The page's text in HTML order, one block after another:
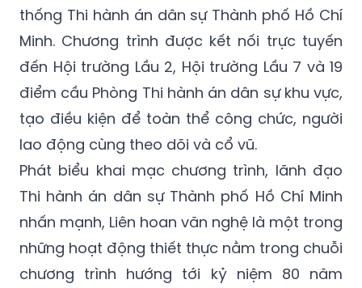
thống Thi hành án dân sự Thành phố Hồ Chí
Minh. Chương trình được kết nối trực tuyến
đến Hội trường Lầu 2, Hội trường Lầu 7 và 19
điểm cầu Phòng Thi hành án dân sự khu vực,
tạo điều kiện để toàn thể công chức, người
lao động cùng theo dõi và cổ vũ.
Phát biểu khai mạc chương trình, lãnh đạo
Thi hành án dân sự Thành phố Hồ Chí Minh
nhấn mạnh, Liên hoan văn nghệ là một trong
những hoạt động thiết thực nằm trong chuỗi
chương trình hướng tới kỷ niệm 80 năm